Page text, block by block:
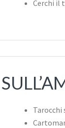
Cerchi il
Tarocchi